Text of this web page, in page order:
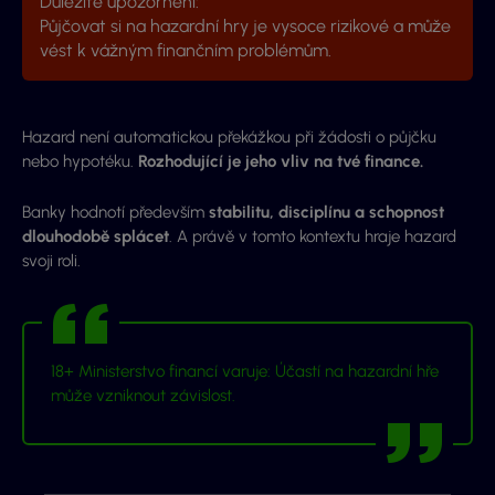
Půjčovat si na hazardní hry je vysoce rizikové a může
vést k vážným finančním problémům.
Hazard není automatickou překážkou při žádosti o půjčku
nebo hypotéku. Rozhodující je jeho vliv na tvé finance.
Banky hodnotí především stabilitu, disciplínu a schopnost
dlouhodobě splácet. A právě v tomto kontextu hraje hazard
svoji roli.
18+ Ministerstvo financí varuje: Účastí na hazardní hře
může vzniknout závislost.